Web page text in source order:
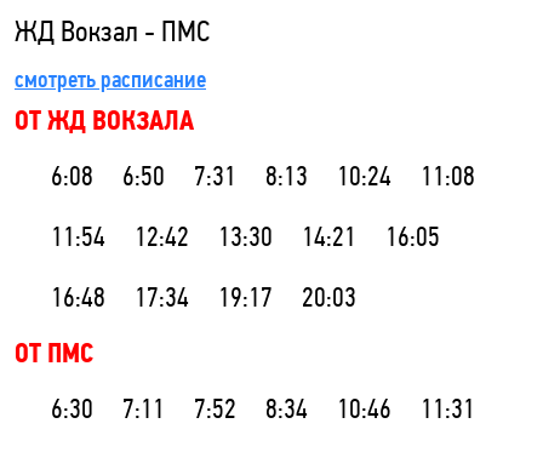
ЖД Вокзал - ПМС
смотреть расписание
ОТ ЖД ВОКЗАЛА
6:08 6:50 7:31 8:13 10:24
11:08
11:54
12:42 13:30 14:21
16:05
16:48
17:34 19:17 20:03
ОТ ПМС
6:30 7:11 7:52 8:34 10:46
11:31